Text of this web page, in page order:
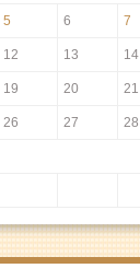
5 6 7
12 13 14
19 20 21
26 27 28